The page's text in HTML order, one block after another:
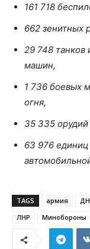
161 718
662 зенитных
29 748 танков
машин,
1 736 боевых
огня,
35 335
63 976
TAGS армия
ЛНР
Минобороны